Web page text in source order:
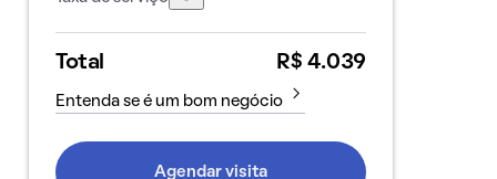
Total R$ 4.039
Entenda se é um bom negócio
Agendar visita